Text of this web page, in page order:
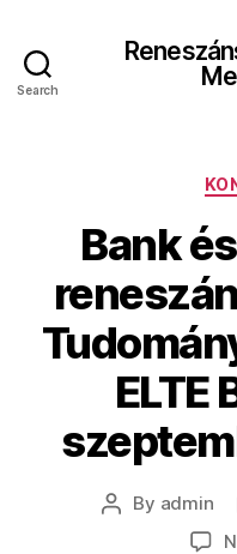
Search
Bank
ELTE
Post
By admin